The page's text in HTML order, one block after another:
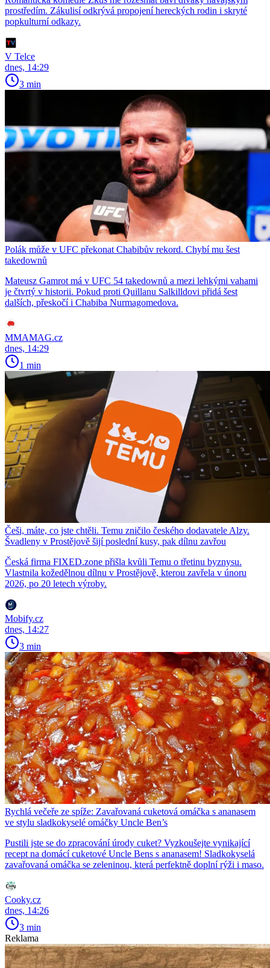
prostředím. Zákulisí odkrývá propojení hereckých rodin i skryté
popkulturní odkazy.
V Telce
dnes, 14:29
3 min
Polák může v UFC překonat Chabibův rekord. Chybí mu šest
takedownů
Mateusz Gamrot má v UFC 54 takedownů a mezi lehkými vahami
je čtvrtý v historii. Pokud proti Quillanu Salkilldovi přidá šest
dalších, přeskočí i Chabiba Nurmagomedova.
MMAMAG.cz
dnes, 14:29
1 min
Češi, máte, co jste chtěli. Temu zničilo českého dodavatele Alzy.
Švadleny v Prostějově šijí poslední kusy, pak dílnu zavřou
Česká firma FIXED.zone přišla kvůli Temu o třetinu byznysu.
Vlastnila kožedělnou dílnu v Prostějově, kterou zavřela v únoru
2026, po 20 letech výroby.
Mobify.cz
dnes, 14:27
3 min
Rychlá večeře ze spíže: Zavařovaná cuketová omáčka s ananasem
ve stylu sladkokyselé omáčky Uncle Ben’s
Pustili jste se do zpracování úrody cuket? Vyzkoušejte vynikající
recept na domácí cuketové Uncle Bens s ananasem! Sladkokyselá
zavařovaná omáčka se zeleninou, která perfektně doplní rýži i maso.
Cooky.cz
dnes, 14:26
3 min
Reklama